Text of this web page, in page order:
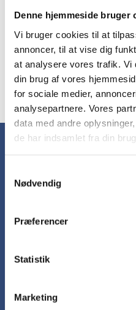
Denne hjemmeside bruger
Vi bruger cookies til at
annoncer, til at vise dig
at analysere vores trafik. Vi
din brug af vores
for sociale medier,
analysepartnere. Vores
data med andre
de har indsamlet fra din
Nødvendig
Præferencer
Statistik
Marketing
1 2 3
••• 1 ••• 20
Ofte
spørgsmål
Hvilken størrelse
A5 er topselleren, da
i tasken. Vi fører dog